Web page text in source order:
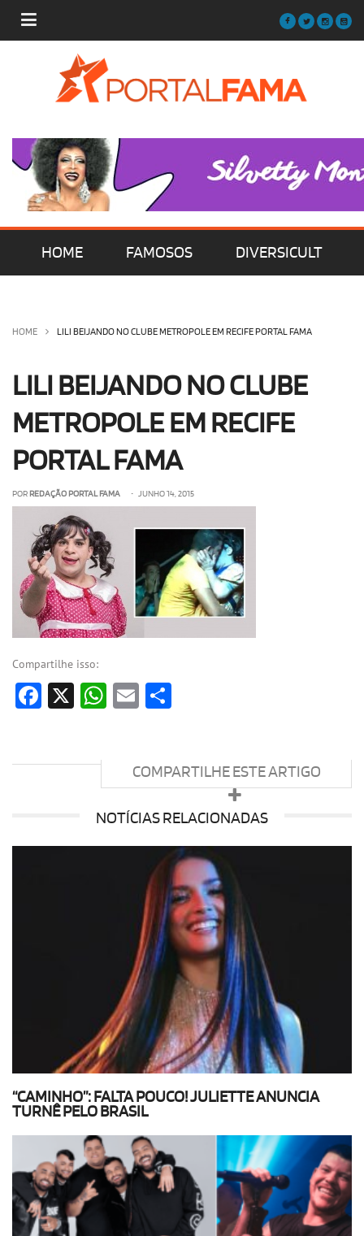
HOME FAMOSOS DIVERSICULT
OLHA ISSO! EU QUERO!
HOME LILI BEIJANDO NO CLUBE METROPOLE EM RECIFE PORTAL FAMA
LILI BEIJANDO NO CLUBE
METROPOLE EM RECIFE
PORTAL FAMA
POR REDAÇÃO PORTAL FAMA • JUNHO 14, 2015
Compartilhe isso:
Facebook
X WhatsApp
Email
COMPARTILHE ESTE ARTIGO
NOTÍCIAS RELACIONADAS
“CAMINHO”: FALTA POUCO! JULIETTE ANUNCIA
TURNÊ PELO BRASIL